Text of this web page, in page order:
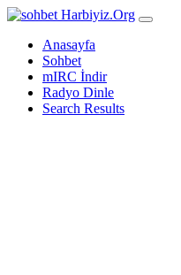
Harbiyiz.Org
Anasayfa
Sohbet
mIRC İndir
Radyo Dinle
Search Results